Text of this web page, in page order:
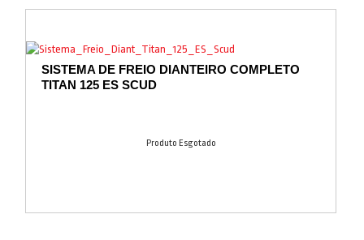
SISTEMA DE FREIO DIANTEIRO COMPLETO
TITAN 125 ES SCUD
Produto Esgotado